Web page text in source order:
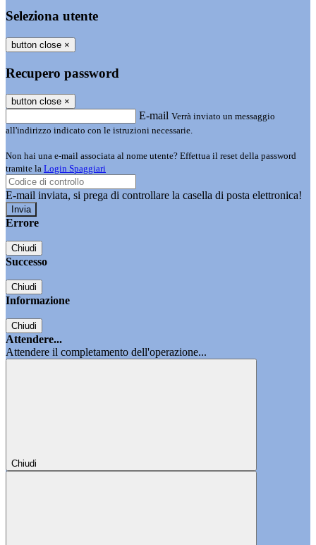
Seleziona utente
button close ×
Recupero password
button close ×
E-mail Verrà inviato un messaggio
all'indirizzo indicato con le istruzioni necessarie.
Non hai una e-mail associata al nome utente? Effettua il reset della password
tramite la Login Spaggiari
E-mail inviata, si prega di controllare la casella di posta elettronica!
Errore
Chiudi
Successo
Chiudi
Informazione
Chiudi
Attendere...
Attendere il completamento dell'operazione...
Chiudi